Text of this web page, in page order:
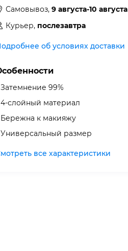
Самовывоз, 9 августа-10 августа
Курьер, послезавтра
об условиях доставки
Затемнение 99%
4-слойный материал
Бережна к макияжу
Универсальный размер
все характеристики